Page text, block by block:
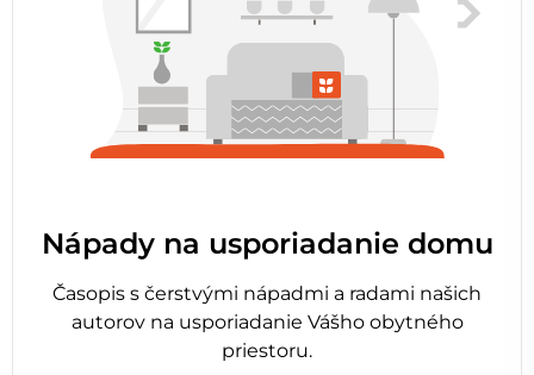
Nápady na usporiadanie domu
Časopis s čerstvými nápadmi a radami našich
autorov na usporiadanie Vášho obytného
priestoru.